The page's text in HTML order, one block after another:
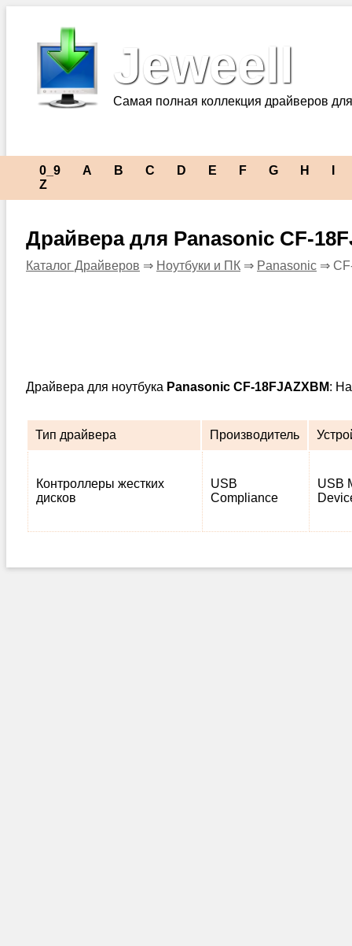
Jeweell
Самая полная коллекция драйверов
0_9 A B C D E F G H
Z
Драйвера для Panasonic CF-
Каталог Драйверов ⇒ Ноутбуки и ПК ⇒ Panasonic ⇒
Драйвера для ноутбука Panasonic CF-18FJAZXBM:
Тип драйвера Производитель
Контроллеры жестких
дисков
USB
Compliance
USB